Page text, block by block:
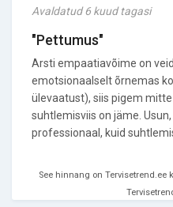
Avaldatud 6 kuud tagasi
"Pettumus"
Arsti empaatiavõime on
emotsionaalselt õrnemas
ülevaatust), siis pigem
suhtlemisviis on jäme.
professionaal, kuid
See hinnang on Tervisetrend.ee